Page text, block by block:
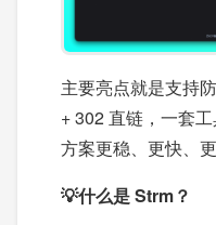
主要亮点就是支持
+ 302 直链，一套
方案更稳、更快、更
💡什么是 Strm？